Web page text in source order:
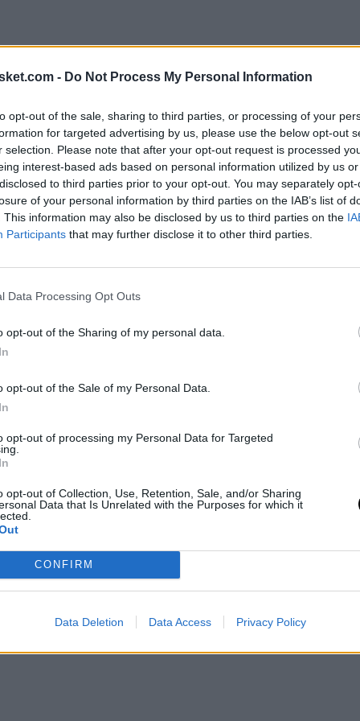
- Do Not Process My Personal Information
opt-out of the sale, sharing to third parties, or processing of your
for targeted advertising by us, please use the below opt-out
selection. Please note that after your opt-out request is processed
interest-based ads based on personal information utilized by us
to third parties prior to your opt-out. You may separately
of your personal information by third parties on the IAB’s list of
This information may also be disclosed by us to third parties on the
Participants that may further disclose it to other third parties.
Data Processing Opt Outs
opt-out of the Sharing of my personal data.
opt-out of the Sale of my Personal Data.
opt-out of processing my Personal Data for Targeted
opt-out of Collection, Use, Retention, Sale, and/or Sharing
Data that Is Unrelated with the Purposes for which it
CONFIRM
Data Deletion Data Access Privacy Policy
en esta nueva liga, un movimiento que
en Europa. El proceso ha sido rápido y, el
como asesores en materia financiera y
Mark Tatum han mantenido reuniones
potenciales inversores y otros actores
continúa para materializar el proyecto.
aunque esa cifra podría variar. Clubes
al fútbol como Manchester City o Paris